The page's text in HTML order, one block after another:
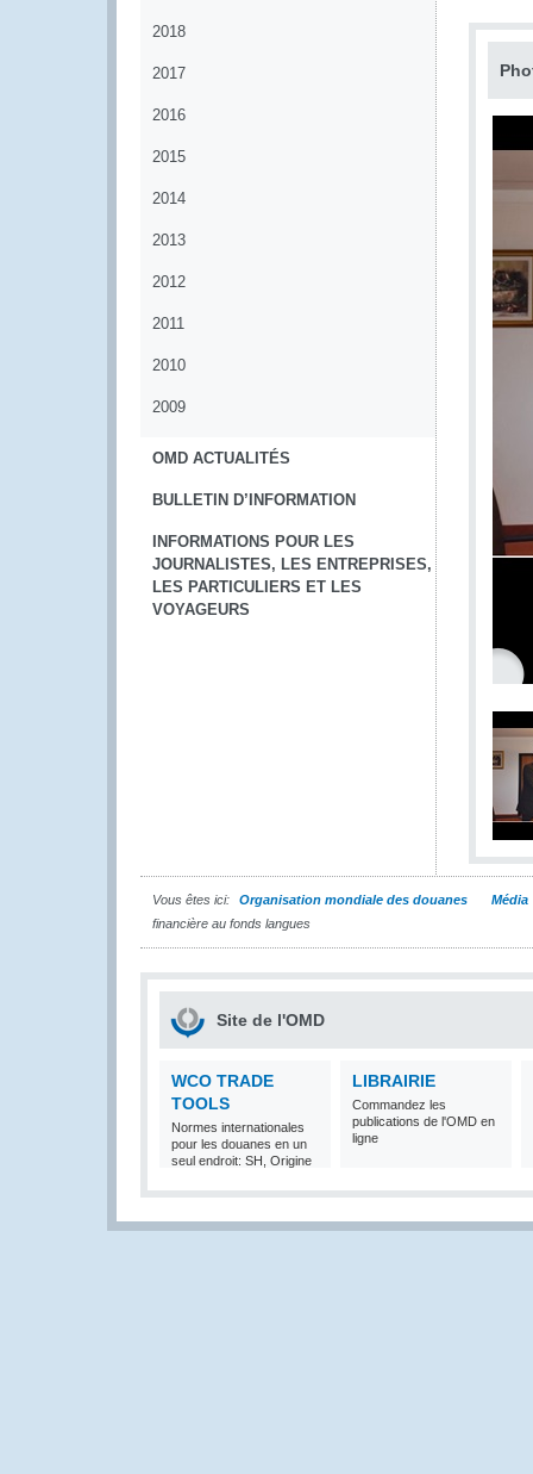
2018
2017
2016
2015
2014
2013
2012
2011
2010
2009
OMD ACTUALITÉS
BULLETIN D’INFORMATION
INFORMATIONS POUR LES
JOURNALISTES, LES ENTREPRISES,
LES PARTICULIERS ET LES
VOYAGEURS
Vous êtes ici: Organisation mondiale des douanes
Média
financière au fonds langues
Site de l'OMD
WCO TRADE
TOOLS
Normes internationales
pour les douanes en un
seul endroit: SH, Origine
LIBRAIRIE
Commandez les
publications de l'OMD en
ligne